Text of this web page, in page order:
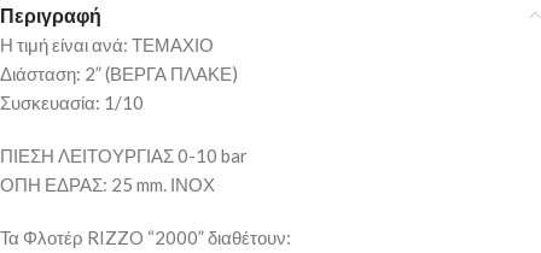
Περιγραφή
Η τιμή είναι ανά: ΤΕΜΑΧΙΟ
Διάσταση: 2” (ΒΕΡΓΑ ΠΛΑΚΕ)
Συσκευασία: 1/10
ΠΙΕΣΗ ΛΕΙΤΟΥΡΓΙΑΣ 0-10 bar
ΟΠΗ ΕΔΡΑΣ: 25 mm. ΙΝΟΧ
Τα Φλοτέρ RIZZO “2000” διαθέτουν: